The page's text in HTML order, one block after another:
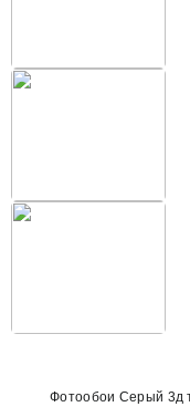
Фотообои Серый 3д